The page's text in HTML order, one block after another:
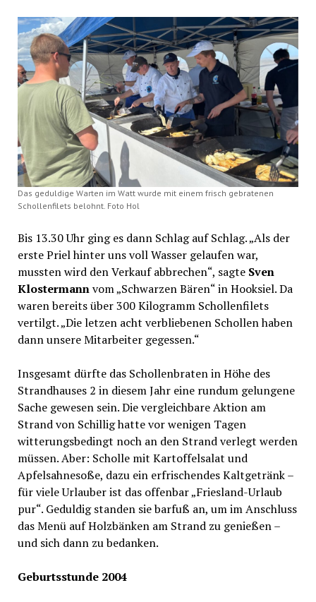
Das geduldige Warten im Watt wurde mit einem frisch gebratenen
Schollenfilets belohnt. Foto Hol
Bis 13.30 Uhr ging es dann Schlag auf Schlag. „Als der
erste Priel hinter uns voll Wasser gelaufen war,
mussten wird den Verkauf abbrechen“, sagte Sven
Klostermannvom „Schwarzen Bären“ in Hooksiel. Da
waren bereits über 300 Kilogramm Schollenfilets
vertilgt. „Die letzen acht verbliebenen Schollen haben
dann unsere Mitarbeiter gegessen.“
Insgesamt dürfte das Schollenbraten in Höhe des
Strandhauses 2 in diesem Jahr eine rundum gelungene
Sache gewesen sein. Die vergleichbare Aktion am
Strand von Schillig hatte vor wenigen Tagen
witterungsbedingt noch an den Strand verlegt werden
müssen. Aber: Scholle mit Kartoffelsalat und
Apfelsahnesoße, dazu ein erfrischendes Kaltgetränk –
für viele Urlauber ist das offenbar „Friesland-Urlaub
pur“. Geduldig standen sie barfuß an, um im Anschluss
das Menü auf Holzbänken am Strand zu genießen –
und sich dann zu bedanken.
Geburtsstunde 2004